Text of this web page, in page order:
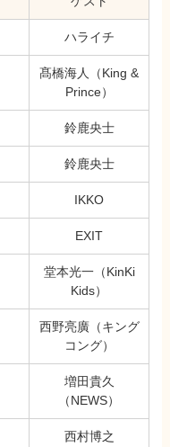
ハライチ
髙橋海人（King &
Prince）
鈴鹿央士
鈴鹿央士
IKKO
EXIT
堂本光一（KinKi
Kids）
西野亮廣（キング
コング）
増田貴久
（NEWS）
西村博之